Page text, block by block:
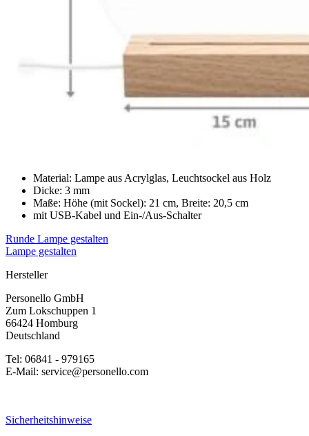
Material: Lampe aus Acrylglas, Leuchtsockel aus Holz
Dicke: 3 mm
Maße: Höhe (mit Sockel): 21 cm, Breite: 20,5 cm
mit USB-Kabel und Ein-/Aus-Schalter
Runde Lampe gestalten
Lampe gestalten
Hersteller
Personello GmbH
Zum Lokschuppen 1
66424 Homburg
Deutschland
Tel: 06841 - 979165
E-Mail: service@personello.com
Sicherheitshinweise